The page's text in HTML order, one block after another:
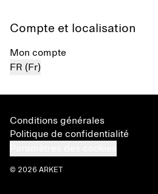
Compte et localisation
Mon compte
FR (Fr)
Conditions générales
Politique de confidentialité
© 2026 ARKET